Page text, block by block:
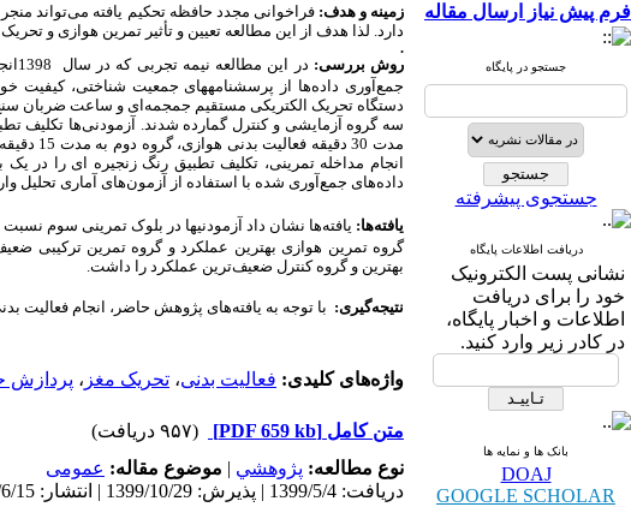
فرم پیش نیاز ارسال مقاله
جستجو در پایگاه
جستجوی پیشرفته
دریافت اطلاعات پایگاه
نشانی پست الکترونیک
خود را برای دریافت
اطلاعات و اخبار پایگاه،
در کادر زیر وارد کنید.
بانک ها و نمایه ها
DOAJ
GOOGLE SCHOLAR
زمینه و هدف: فراخوانی مجدد حافظه تحکیم یافته می‌تواند
دارد. لذا هدف از این مطالعه تعیین و تأثیر تمرین هوازی و تحریک
.
روش بررسی: در این مطالعه نیمه تجربی که در سال 1398انجام شد،
جمع‌آوری داده‌ها از پرسشنامه­های جمعیت شناختی، کیفیت
دستگاه تحریک الکتریکی مستقیم جمجمه‌ای و ساعت ضربان
داده‌های جمع‌آوری شده با استفاده از آزمون‌های آماری تحلیل
یافته‌ها: یافته‌ها نشان داد آزمودنی­ها در بلوک تمرینی سوم
گروه تمرین هوازی بهترین عملکرد و گروه تمرین ترکیبی
بهترین و گروه کنترل ضعیف‌ترین عملکرد را داشت.
نتیجه‌گیری: با توجه به یافته‌های پژوهش حاضر، انجام فعالیت
واژه‌های کلیدی: فعالیت بدنی، تحریک مغز ، پردازش
متن کامل [PDF 659 kb]
(۹۵۷ دریافت)
نوع مطالعه: پژوهشي | موضوع مقاله: عمومى
دریافت: 1399/5/4 | پذیرش: 1399/10/29 | انتشار: 1400/6/15